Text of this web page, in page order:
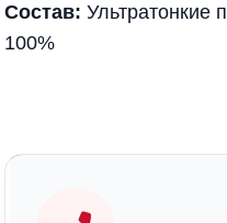
Состав: Ультратонкие
100%